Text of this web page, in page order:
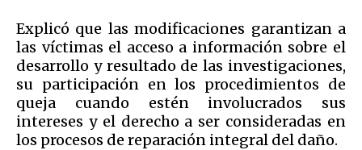
Explicó que las modificaciones garantizan a
las víctimas el acceso a información sobre el
desarrollo y resultado de las investigaciones,
su participación en los procedimientos de
queja cuando estén involucrados sus
intereses y el derecho a ser consideradas en
los procesos de reparación integral del daño.